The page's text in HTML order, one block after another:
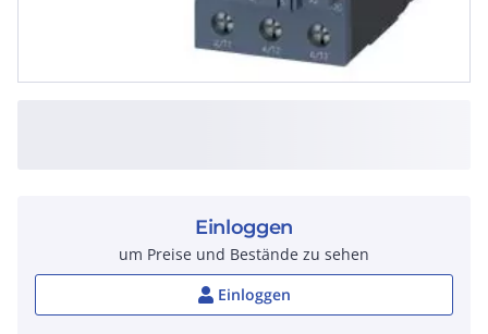
Einloggen
um Preise und Bestände zu sehen
Einloggen